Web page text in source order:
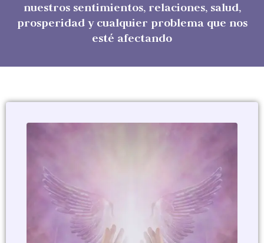
nuestros sentimientos, relaciones, salud,
prosperidad y cualquier problema que nos
esté afectando